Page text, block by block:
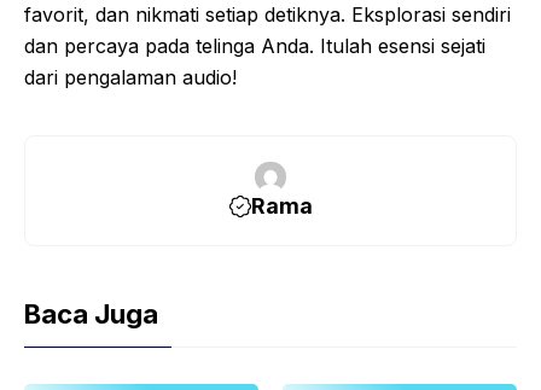
favorit, dan nikmati setiap detiknya. Eksplorasi sendiri
dan percaya pada telinga Anda. Itulah esensi sejati
dari pengalaman audio!
Rama
Baca Juga